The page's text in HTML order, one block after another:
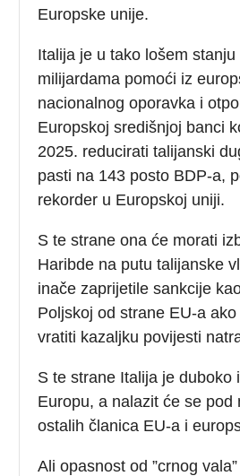
Europske unije.
Italija je u tako lošem
milijardama pomoći iz
nacionalnog oporavka i
Europskoj središnjoj banci
2025. reducirati talijanski
pasti na 143 posto BDP-a,
rekorder u Europskoj uniji.
S te strane ona će morati
Haribde na putu talijanske
inače zaprijetile sankcije
Poljskoj od strane EU-a
vratiti kazaljku povijesti
S te strane Italija je duboko
Europu, a nalazit će se pod
ostalih članica EU-a i
Ali opasnost od ”crnog